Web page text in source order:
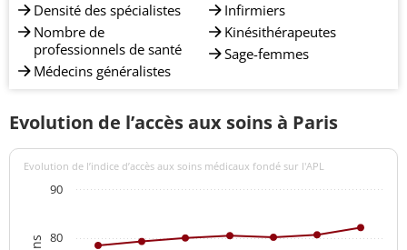
Densité des spécialistes
Nombre de
professionnels de santé
Médecins généralistes
Infirmiers
Kinésithérapeutes
Sage-femmes
Evolution de l’accès aux soins à Paris
Evolution de l’indice d’accès aux soins médicaux fondé sur l'APL
80
90